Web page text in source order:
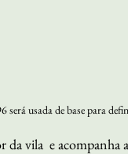
usada de base para
vila  e acompanha